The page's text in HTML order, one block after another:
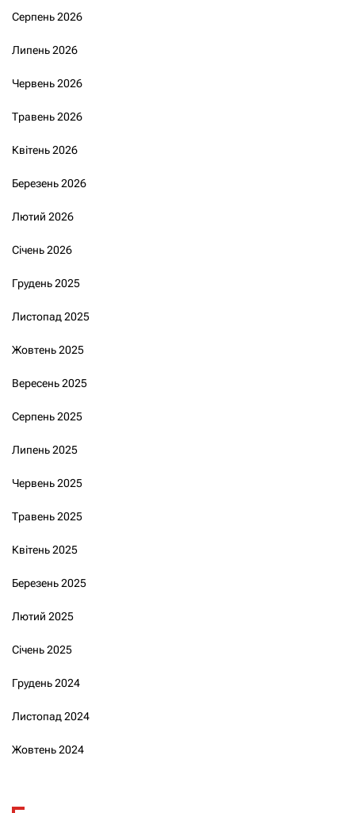
Серпень 2026
Липень 2026
Червень 2026
Травень 2026
Квітень 2026
Березень 2026
Лютий 2026
Січень 2026
Грудень 2025
Листопад 2025
Жовтень 2025
Вересень 2025
Серпень 2025
Липень 2025
Червень 2025
Травень 2025
Квітень 2025
Березень 2025
Лютий 2025
Січень 2025
Грудень 2024
Листопад 2024
Жовтень 2024